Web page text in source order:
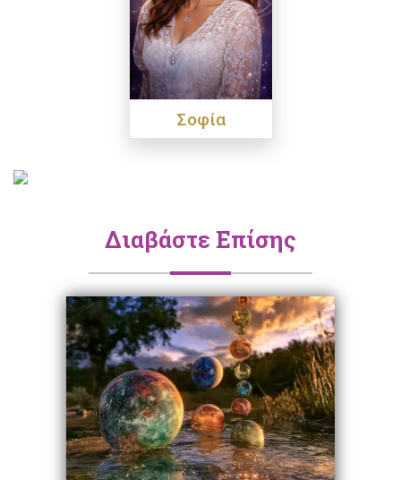
Σοφία
Διαβάστε Επίσης